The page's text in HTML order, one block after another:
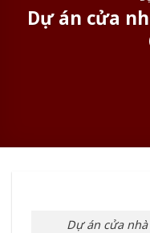
Dự án cửa
Dự án cửa